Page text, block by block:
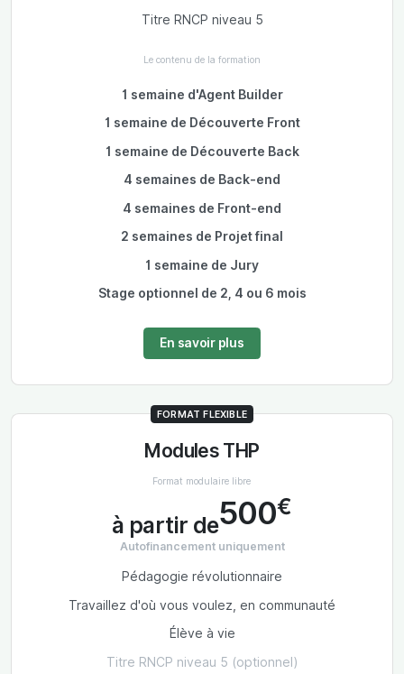
Titre RNCP niveau 5
Le contenu de la formation
1 semaine d'Agent Builder
1 semaine de Découverte Front
1 semaine de Découverte Back
4 semaines de Back-end
4 semaines de Front-end
2 semaines de Projet final
1 semaine de Jury
Stage optionnel de 2, 4 ou 6 mois
En savoir plus
FORMAT FLEXIBLE
Modules THP
Format modulaire libre
à partir de500€
Autofinancement uniquement
Pédagogie révolutionnaire
Travaillez d'où vous voulez, en communauté
Élève à vie
Titre RNCP niveau 5 (optionnel)